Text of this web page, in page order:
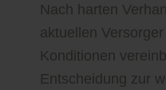
Nach harten
aktuellen
Konditionen
Entscheidung zur